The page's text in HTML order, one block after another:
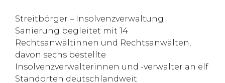
Streitbörger – Insolvenzverwaltung |
Sanierung begleitet mit 14
Rechtsanwältinnen und Rechtsanwälten,
davon sechs bestellte
Insolvenzverwalterinnen und -verwalter an elf
Standorten deutschlandweit